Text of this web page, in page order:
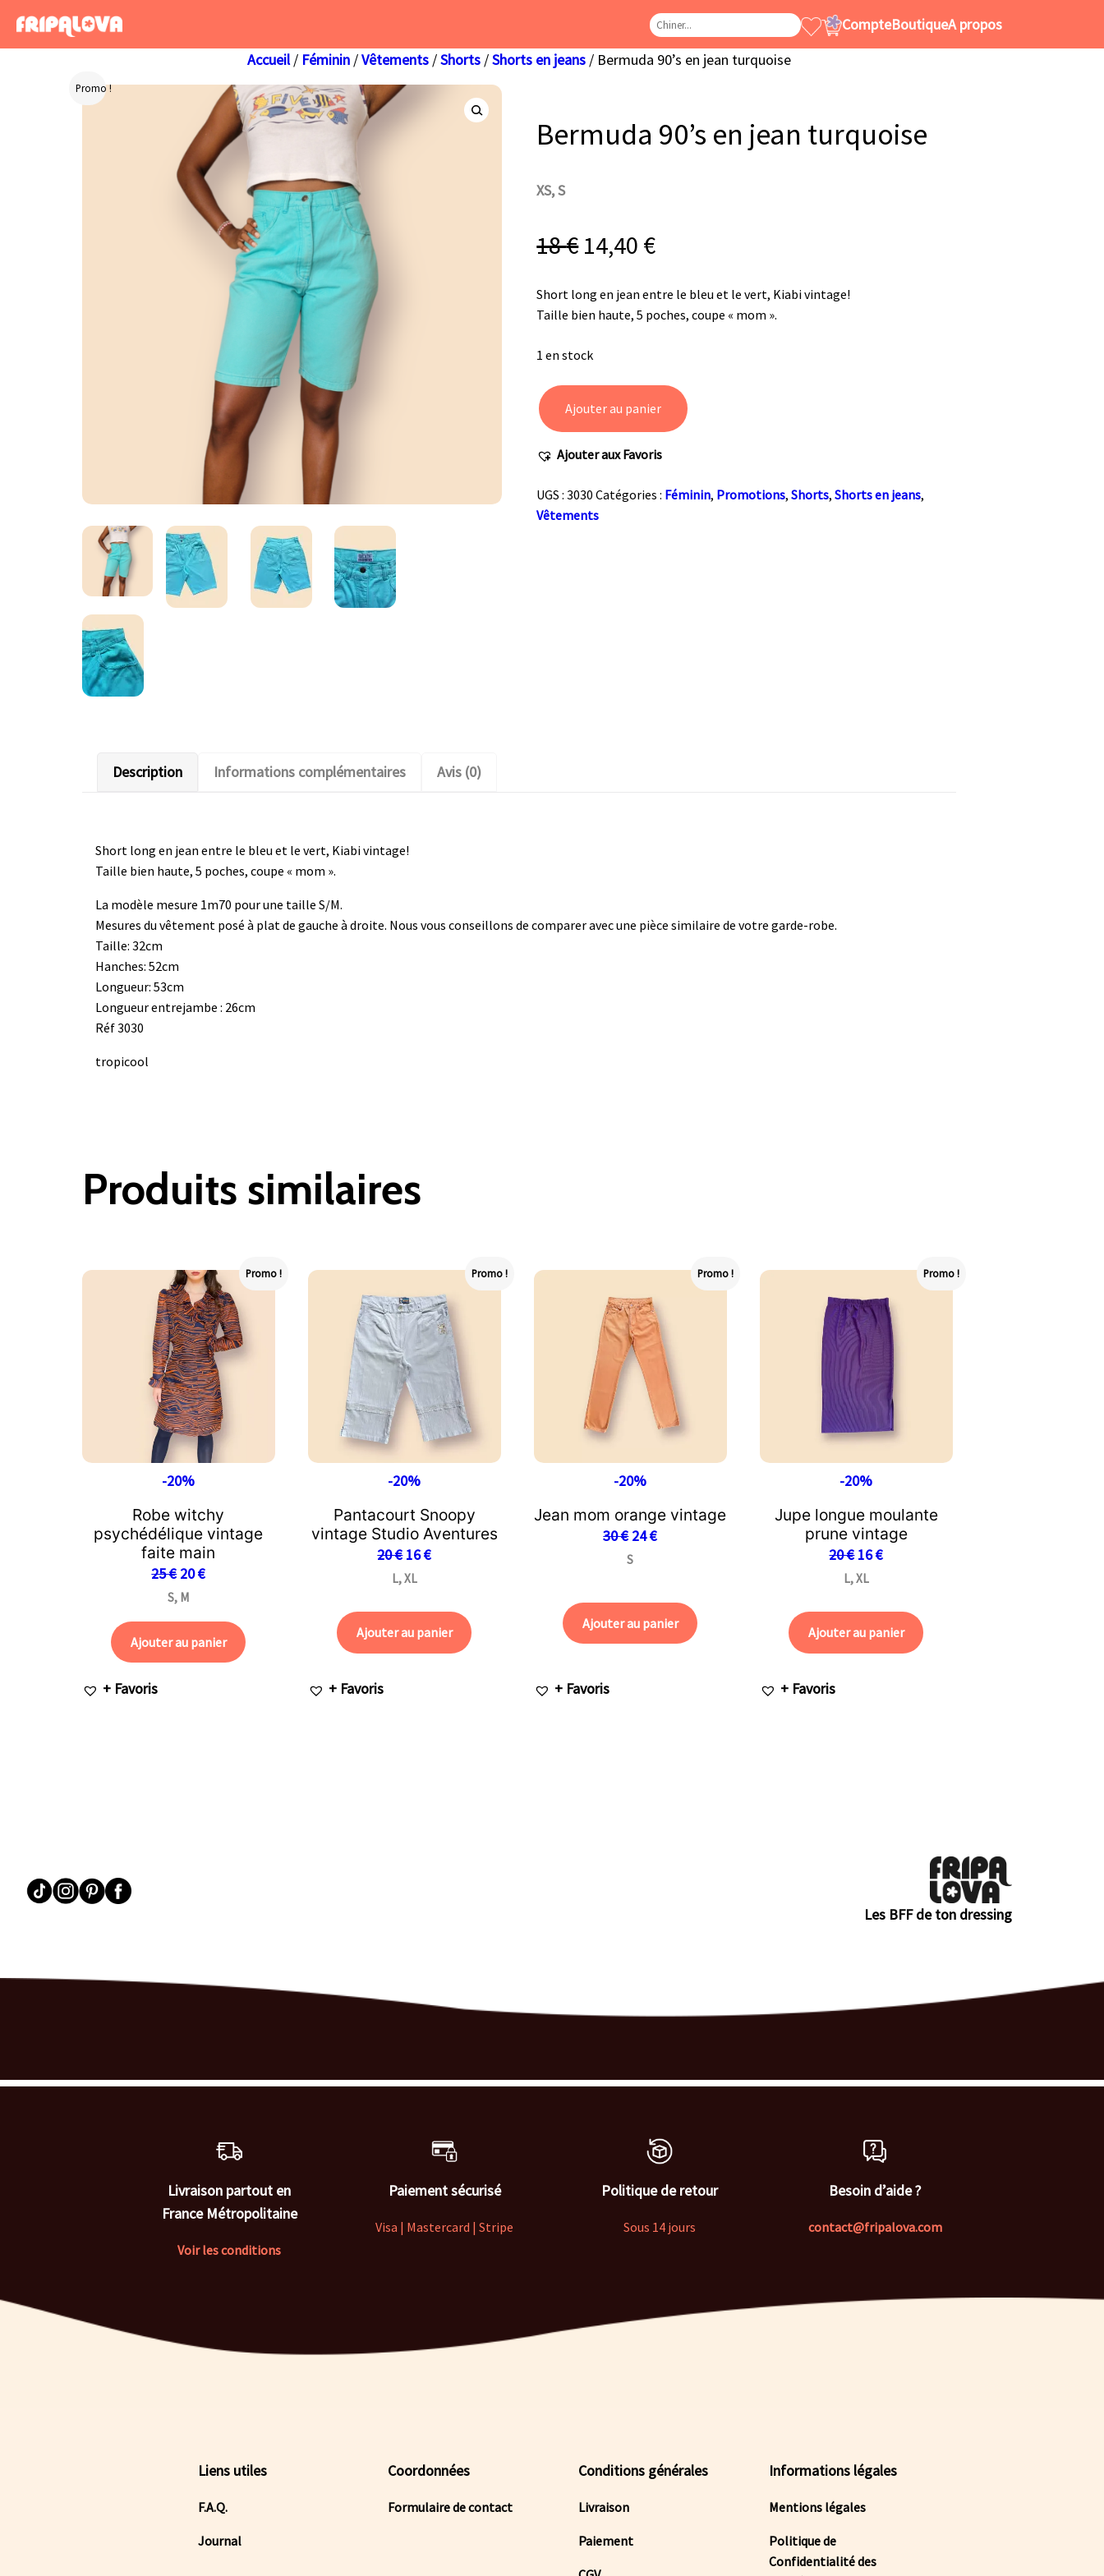
CompteBoutiqueA propos
Accueil/ Féminin /Vêtements /Shorts /Shorts en jeans / Bermuda 90’s en jean turquoise
Promo !
Bermuda 90’s en jean turquoise
XS, S
18€ 14,40 €
Short long en jean entre le bleu et le vert, Kiabi vintage!
Taille bien haute, 5 poches, coupe « mom ».
1 en stock
quantité
Bermuda
en
jean
Ajouter au panier
Ajouter aux Favoris
UGS :3030 Catégories : Féminin, Promotions,Shorts,Shorts en jeans,
Vêtements
Description Informations complémentaires Avis (0)
Short long en jean entre le bleu et le vert, Kiabi vintage!
Taille bien haute, 5 poches, coupe « mom ».
La modèle mesure 1m70 pour une taille S/M.
Mesures du vêtement posé à plat de gauche à droite. Nous vous conseillons de comparer avec une pièce similaire de votre garde-robe.
Taille: 32cm
Hanches: 52cm
Longueur: 53cm
Longueur entrejambe : 26cm
Réf 3030
tropicool
Produits similaires
Promo !
-20%
Robe witchy
psychédélique vintage
faite main
25€ 20€
S, M
Ajouter au panier
+ Favoris
Promo !
-20%
Pantacourt Snoopy
vintage Studio Aventures
20€ 16€
L, XL
Ajouter au panier
+ Favoris
Promo !
-20%
Jean mom orange vintage
30€ 24€
S
Ajouter au panier
+ Favoris
Promo !
-20%
Jupe longue moulante
prune vintage
20€ 16€
L, XL
Ajouter au panier
+ Favoris
Les BFF de ton dressing
Livraison partout en
France Métropolitaine
Voir les conditions
Paiement sécurisé
Visa | Mastercard | Stripe
Politique de retour
Sous 14 jours
Besoin d’aide ?
contact@fripalova.com
Liens utiles
F.A.Q.
Journal
Coordonnées
Formulaire de contact
Conditions générales
Livraison
Paiement
Informations légales
Mentions légales
Politique de
Confidentialité des